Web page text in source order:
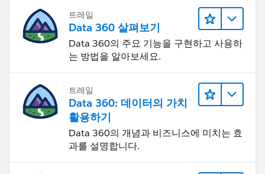
트레일
Data 360 살펴보기
Data 360의 주요 기능을 구현하고 사용하
는 방법을 알아보세요.
트레일
Data 360: 데이터의 가치
활용하기
Data 360의 개념과 비즈니스에 미치는 효
과를 설명합니다.